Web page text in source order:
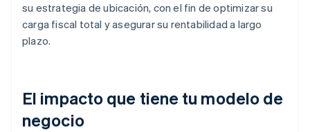
su estrategia de ubicación, con el fin de optimizar su
carga fiscal total y asegurar su rentabilidad a largo
plazo.
El impacto que tiene tu modelo de
negocio